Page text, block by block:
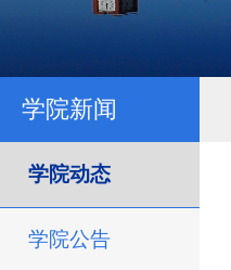
学院新闻
学院动态
学院公告